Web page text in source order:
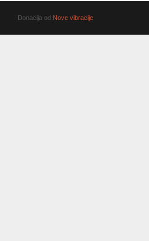
Donacija od Nove vibracije